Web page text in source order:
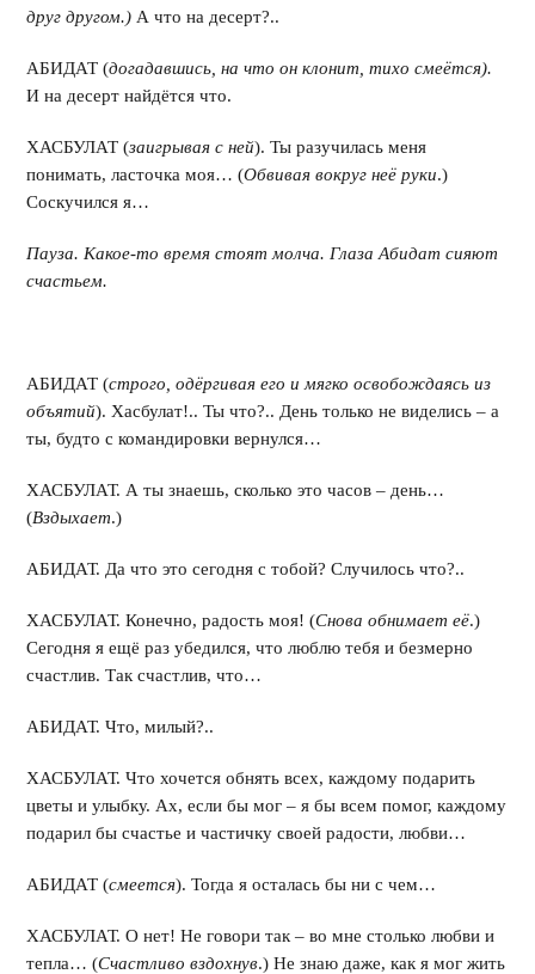
друг другом.) А что на десерт?..
АБИДАТ (догадавшись, на что он клонит, тихо смеётся).
И на десерт найдётся что.
ХАСБУЛАТ (заигрывая с ней). Ты разучилась меня
понимать, ласточка моя… (Обвивая вокруг неё руки.)
Соскучился я…
Пауза. Какое-то время стоят молча. Глаза Абидат сияют
счастьем.
АБИДАТ (строго, одёргивая его и мягко освобождаясь из
объятий). Хасбулат!.. Ты что?.. День только не виделись – а
ты, будто с командировки вернулся…
ХАСБУЛАТ. А ты знаешь, сколько это часов – день…
(Вздыхает.)
АБИДАТ. Да что это сегодня с тобой? Случилось что?..
ХАСБУЛАТ. Конечно, радость моя! (Снова обнимает её.)
Сегодня я ещё раз убедился, что люблю тебя и безмерно
счастлив. Так счастлив, что…
АБИДАТ. Что, милый?..
ХАСБУЛАТ. Что хочется обнять всех, каждому подарить
цветы и улыбку. Ах, если бы мог – я бы всем помог, каждому
подарил бы счастье и частичку своей радости, любви…
АБИДАТ (смеется). Тогда я осталась бы ни с чем…
ХАСБУЛАТ. О нет! Не говори так – во мне столько любви и
тепла… (Счастливо вздохнув.) Не знаю даже, как я мог жить